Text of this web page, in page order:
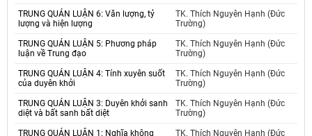
TRUNG QUÁN LUẬN 6: Văn lượng, tỷ
lượng và hiện lượng
TK. Thích Nguyên Hạnh (Đức
Trường)
TRUNG QUÁN LUẬN 5: Phương pháp
luận về Trung đạo
TK. Thích Nguyên Hạnh (Đức
Trường)
TRUNG QUÁN LUẬN 4: Tính xuyên suốt
của duyên khởi
TK. Thích Nguyên Hạnh (Đức
Trường)
TRUNG QUÁN LUẬN 3: Duyên khởi sanh
diệt và bất sanh bất diệt
TK. Thích Nguyên Hạnh (Đức
Trường)
TRUNG QUÁN LUẬN 1: Nghĩa không TK. Thích Nguyên Hạnh (Đức